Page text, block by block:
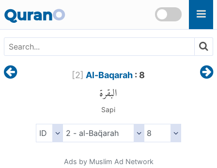
QuranO
[2] Al-Baqarah : 8
البقرة
Sapi
Ads by Muslim Ad Network